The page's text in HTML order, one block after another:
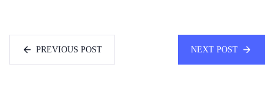
PREVIOUS POST NEXT POST